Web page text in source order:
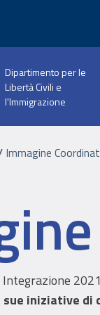
Dipartimento per le
Libertà Civili e
l'Immigrazione
Immagine
iniziative di